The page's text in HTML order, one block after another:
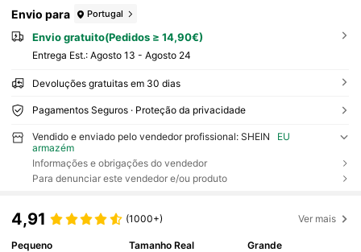
Envio para Portugal
Envio gratuito(Pedidos ≥ 14,90€)
Entrega Est.: Agosto 13 - Agosto 24
Devoluções gratuitas em 30 dias
Pagamentos Seguros · Proteção da privacidade
Vendido e enviado pelo vendedor profissional: SHEIN
EU
armazém
Informações e obrigações do vendedor
Para denunciar este vendedor e/ou produto
4,91 (1000+) Ver mais
Pequeno
Tamanho Real
Grande